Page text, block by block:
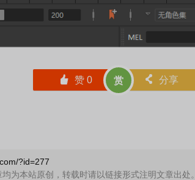
󰄼 赞 0 赏 󰄯 分享
?id=277
为本站原创，转载时请以链接形式注明文章出处。